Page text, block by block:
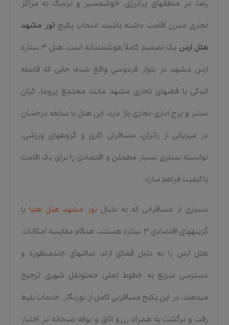
رضا، در منطقهای پرانرژی، خوشمسیر و نزدیک به مراکز
تجاری مدرن اقامت داشته باشید، انتخاب پکیجتور مشهد
هتل ارس یک تصمیم کاملاً هوشمندانه است. هتل ۳ ستاره
ارس مشهد در بلوار فردوسی واقع شده؛ جایی که فاصله
اندکی با قطبهای تجاری مشهد مانند مجتمع پروما، کیان
سنتر و برج اداری-تجاری پاژ دارد. این هتل با سابقه درخشان
در میزبانی از زائران، مسافران کاری و گروههای ورزشی،
توانسته بستری بسیار مطمئن و اقتصادی را برای یک اقامت
باکیفیت فراهم سازد.
بسیاری از مسافرانی که به دنبال تور مشهد هتل هلیا یا
گزینههای اقتصادی ۳ ستاره هستند، هنگام مقایسه امکانات،
هتل ارس را به دلیل فضای آرام، سالنهای چندمنظوره و
دسترسی سریع به خطوط اصلی حملونقل شهری ترجیح
میدهند. در این پکیج مسافرتی کامل از تورنگار، خدمات بلیط
رفت و برگشت به همراه رزرو اتاق و بوفه صبحانه در اختیار